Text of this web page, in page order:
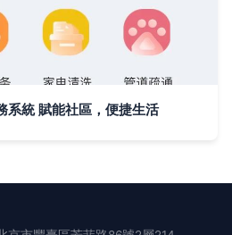
系統 賦能社區，便捷生活